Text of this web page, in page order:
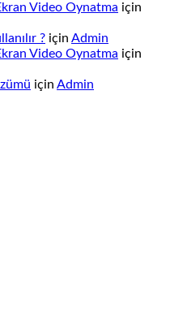
Video Oynatma için
? için Admin
Video Oynatma için
için Admin